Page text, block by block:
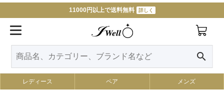
11000円以上で送料無料 詳しく
search
レディース ペア メンズ